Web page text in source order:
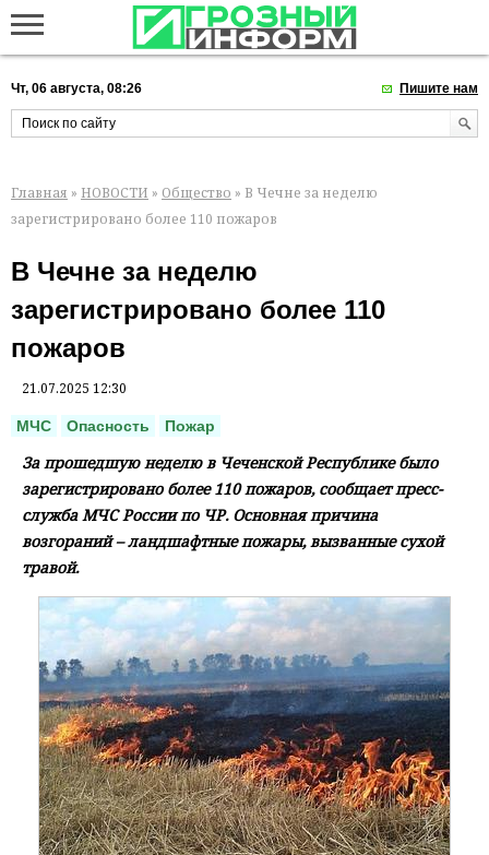
Чт, 06 августа, 08:26 Пишите нам
Главная » НОВОСТИ » Общество » В Чечне за неделю
зарегистрировано более 110 пожаров
В Чечне за неделю
зарегистрировано более 110
пожаров
21.07.2025 12:30
МЧС Опасность Пожар
За прошедшую неделю в Чеченской Республике было
зарегистрировано более 110 пожаров, сообщает пресс-
служба МЧС России по ЧР. Основная причина
возгораний – ландшафтные пожары, вызванные сухой
травой.